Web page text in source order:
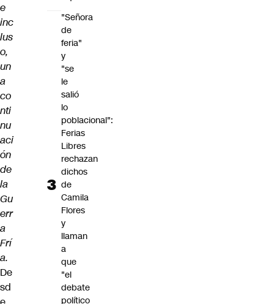
e
inc
lus
o,
un
a
co
nti
nu
aci
ón
de
la
Gu
err
a
Frí
a.
De
sd
"Señora
de
feria"
y
"se
le
salió
lo
poblacional":
Ferias
Libres
rechazan
dichos
de
Camila
Flores
y
llaman
a
que
"el
debate
político